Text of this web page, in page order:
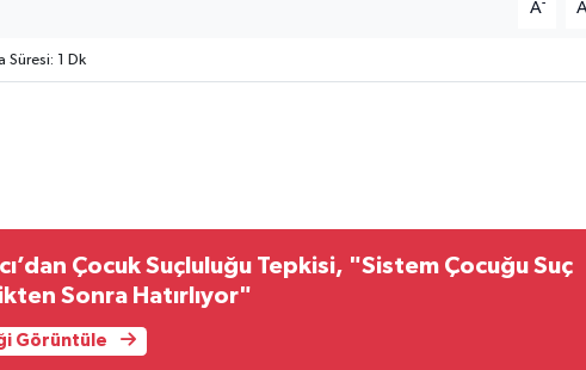
A-
Süresi: 1 Dk
Çocuk Suçluluğu Tepkisi, "Sistem Çocuğu Suç
Sonra Hatırlıyor"
Görüntüle